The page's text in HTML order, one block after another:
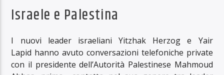
Israele e Palestina
I nuovi leader israeliani Yitzhak Herzog e Yair
Lapid hanno avuto conversazioni telefoniche private
con il presidente dell’Autorità Palestinese Mahmoud